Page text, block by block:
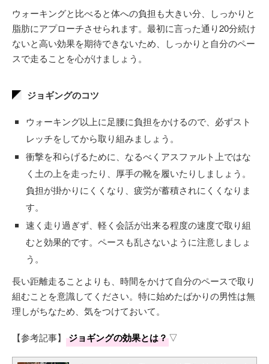
ウォーキングと比べると体への負担も大きい分、しっかりと
脂肪にアプローチさせられます。最初に言った通り20分続け
ないと高い効果を期待できないため、しっかりと自分のペー
スで走ることを心がけましょう。
ジョギングのコツ
ウォーキング以上に足腰に負担をかけるので、必ずスト
レッチをしてから取り組みましょう。
衝撃を和らげるために、なるべくアスファルト上ではな
く土の上を走ったり、厚手の靴を履いたりしましょう。
負担が掛かりにくくなり、疲労が蓄積されにくくなりま
す。
速く走り過ぎず、軽く会話が出来る程度の速度で取り組
むと効果的です。ペースも乱さないように注意しましょ
う。
長い距離走ることよりも、時間をかけて自分のペースで取り
組むことを意識してください。特に始めたばかりの男性は無
理しがちなため、気をつけておいて。
【参考記事】 ジョギングの効果とは？▽